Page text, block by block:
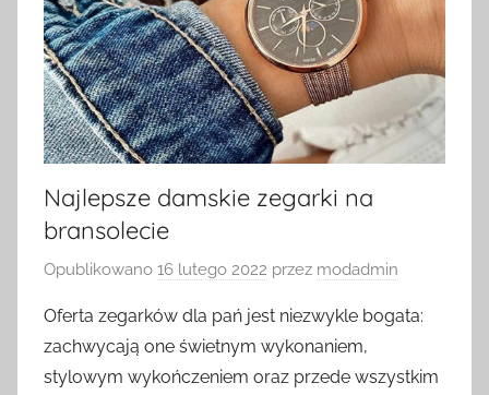
Najlepsze damskie zegarki na
bransolecie
Opublikowano 16 lutego 2022 przez modadmin
Oferta zegarków dla pań jest niezwykle bogata:
zachwycają one świetnym wykonaniem,
stylowym wykończeniem oraz przede wszystkim